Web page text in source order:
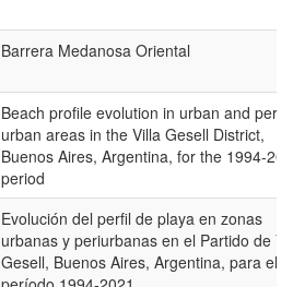
Barrera Medanosa Oriental
Beach profile evolution in urban and peri-
urban areas in the Villa Gesell District,
Buenos Aires, Argentina, for the 1994-
period
Evolución del perfil de playa en zonas
urbanas y periurbanas en el Partido de
Gesell, Buenos Aires, Argentina, para el